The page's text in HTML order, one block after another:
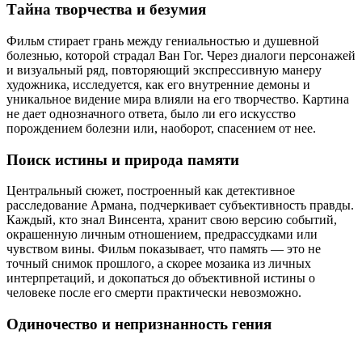
Тайна творчества и безумия
Фильм стирает грань между гениальностью и душевной
болезнью, которой страдал Ван Гог. Через диалоги персонажей
и визуальный ряд, повторяющий экспрессивную манеру
художника, исследуется, как его внутренние демоны и
уникальное видение мира влияли на его творчество. Картина
не дает однозначного ответа, было ли его искусство
порождением болезни или, наоборот, спасением от нее.
Поиск истины и природа памяти
Центральный сюжет, построенный как детективное
расследование Армана, подчеркивает субъективность правды.
Каждый, кто знал Винсента, хранит свою версию событий,
окрашенную личным отношением, предрассудками или
чувством вины. Фильм показывает, что память — это не
точный снимок прошлого, а скорее мозаика из личных
интерпретаций, и докопаться до объективной истины о
человеке после его смерти практически невозможно.
Одиночество и непризнанность гения